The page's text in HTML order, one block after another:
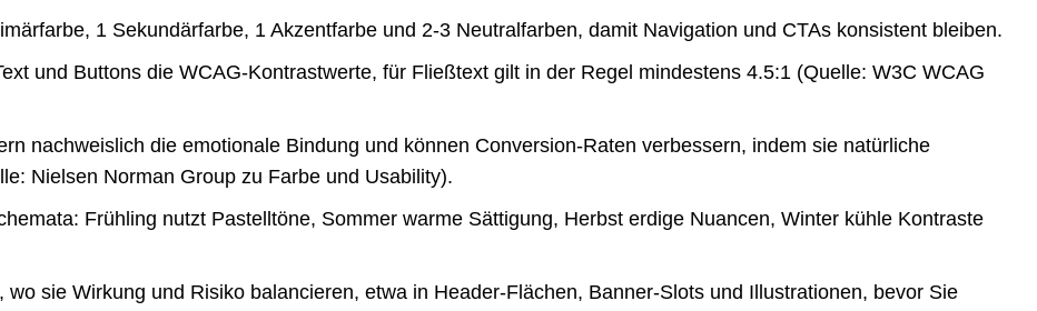
1 Sekundärfarbe, 1 Akzentfarbe und 2-3 Neutralfarben, damit Navigation und CTAs konsistent bleiben.
und Buttons die WCAG-Kontrastwerte, für Fließtext gilt in der Regel mindestens 4.5:1 (Quelle: W3C WCAG
nachweislich die emotionale Bindung und können Conversion-Raten verbessern, indem sie natürliche
Nielsen Norman Group zu Farbe und Usability).
Frühling nutzt Pastelltöne, Sommer warme Sättigung, Herbst erdige Nuancen, Winter kühle Kontraste
sie Wirkung und Risiko balancieren, etwa in Header-Flächen, Banner-Slots und Illustrationen, bevor Sie